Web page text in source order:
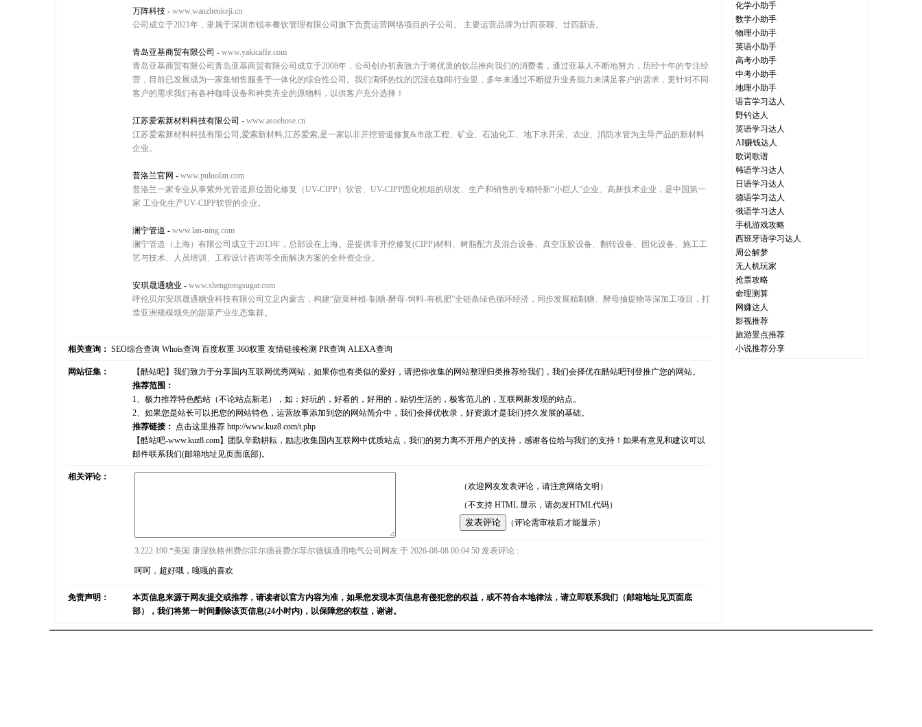
万阵科技 - www.wanzhenkeji.cn
公司成立于2021年，隶属于深圳市锐丰餐饮管理有限公司旗下负责运营网络项目的子公司。 主要运营品牌为廿四茶聊、廿四新语。
青岛亚基商贸有限公司 - www.yakicaffe.com
青岛亚基商贸有限公司青岛亚基商贸有限公司成立于2008年，公司创办初衷致力于将优质的饮品推向我们的消费者，通过亚基人不断地努力，历经十年的专注经
营，目前已发展成为一家集销售服务于一体化的综合性公司。我们满怀热忱的沉浸在咖啡行业里，多年来通过不断提升业务能力来满足客户的需求，更针对不同
客户的需求我们有各种咖啡设备和种类齐全的原物料，以供客户充分选择！
江苏爱索新材料科技有限公司 - www.asoehose.cn
江苏爱索新材料科技有限公司,爱索新材料,江苏爱索,是一家以非开挖管道修复&市政工程、矿业、石油化工、地下水开采、农业、消防水管为主导产品的新材料
企业。
普洛兰官网 - www.puluolan.com
普洛兰一家专业从事紫外光管道原位固化修复（UV-CIPP）软管、UV-CIPP固化机组的研发、生产和销售的专精特新“小巨人”企业、高新技术企业，是中国第一
家 工业化生产UV-CIPP软管的企业。
澜宁管道 - www.lan-ning.com
澜宁管道（上海）有限公司成立于2013年，总部设在上海。是提供非开挖修复(CIPP)材料、树脂配方及混合设备、真空压胶设备、翻转设备、固化设备、施工工
艺与技术、人员培训、工程设计咨询等全面解决方案的全外资企业。
安琪晟通糖业 - www.shengtongsugar.com
呼伦贝尔安琪晟通糖业科技有限公司立足内蒙古，构建“甜菜种植-制糖-酵母-饲料-有机肥”全链条绿色循环经济，同步发展精制糖、酵母抽提物等深加工项目，打
造亚洲规模领先的甜菜产业生态集群。
相关查询： SEO综合查询 Whois查询 百度权重 360权重 友情链接检测 PR查询 ALEXA查询
网站征集：
【酷站吧】我们致力于分享国内互联网优秀网站，如果你也有类似的爱好，请把你收集的网站整理归类推荐给我们，我们会择优在酷站吧刊登推广您的网站。
推荐范围：
1、极力推荐特色酷站（不论站点新老），如：好玩的，好看的，好用的，贴切生活的，极客范儿的，互联网新发现的站点。
2、如果您是站长可以把您的网站特色，运营故事添加到您的网站简介中，我们会择优收录，好资源才是我们持久发展的基础。
推荐链接： 点击这里推荐 http://www.kuz8.com/t.php
【酷站吧-www.kuz8.com】团队辛勤耕耘，励志收集国内互联网中优质站点，我们的努力离不开用户的支持，感谢各位给与我们的支持！如果有意见和建议可以
邮件联系我们(邮箱地址见页面底部)。
相关评论：
（欢迎网友发表评论，请注意网络文明）
（不支持 HTML 显示，请勿发HTML代码）
（评论需审核后才能显示）
3.222.190.*美国 康涅狄格州费尔菲尔德县费尔菲尔德镇通用电气公司网友 于 2026-08-08 00:04:50 发表评论 :
呵呵，超好哦，嘎嘎的喜欢
免责声明：
本页信息来源于网友提交或推荐，请读者以官方内容为准，如果您发现本页信息有侵犯您的权益，或不符合本地律法，请立即联系我们（邮箱地址见页面底
部），我们将第一时间删除该页信息(24小时内)，以保障您的权益，谢谢。
化学小助手
数学小助手
物理小助手
英语小助手
高考小助手
中考小助手
地理小助手
语言学习达人
野钓达人
英语学习达人
AI赚钱达人
歌词歌谱
韩语学习达人
日语学习达人
德语学习达人
俄语学习达人
手机游戏攻略
西班牙语学习达人
周公解梦
无人机玩家
抢票攻略
命理测算
网赚达人
影视推荐
旅游景点推荐
小说推荐分享